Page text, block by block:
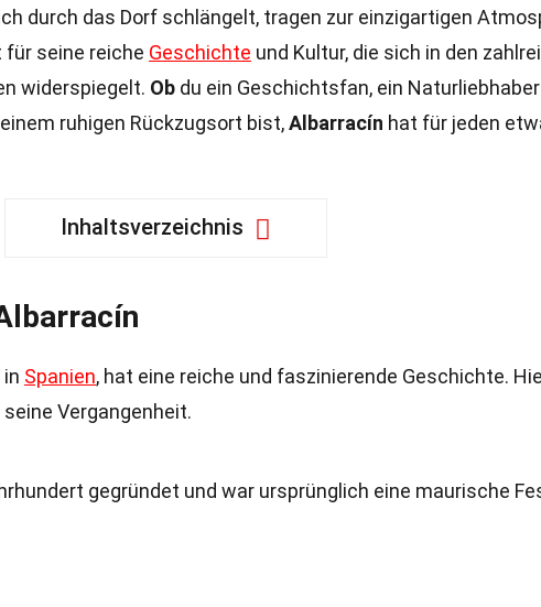
durch das Dorf schlängelt, tragen zur einzigartigen
seine reiche Geschichte und Kultur, die sich in den
widerspiegelt. Ob du ein Geschichtsfan, ein
ruhigen Rückzugsort bist,Albarracín hat für jeden
Inhaltsverzeichnis
Spanien, hat eine reiche und faszinierende Geschichte.
Vergangenheit.
gegründet und war ursprünglich eine maurische